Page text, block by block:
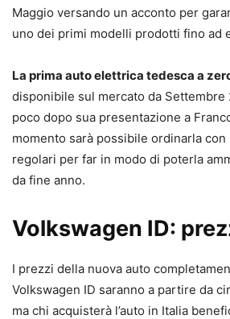
Maggio versando un acconto per
uno dei primi modelli prodotti fino ad
La prima auto elettrica tedesca a
disponibile sul mercato da Settembre
poco dopo sua presentazione a
momento sarà possibile ordinarla
regolari per far in modo di poterla
da fine anno.
Volkswagen ID:
I prezzi della nuova auto
Volkswagen ID saranno a partire da
ma chi acquisterà l’auto in Italia